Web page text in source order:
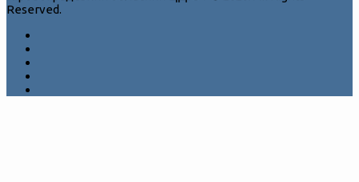
Reserved.